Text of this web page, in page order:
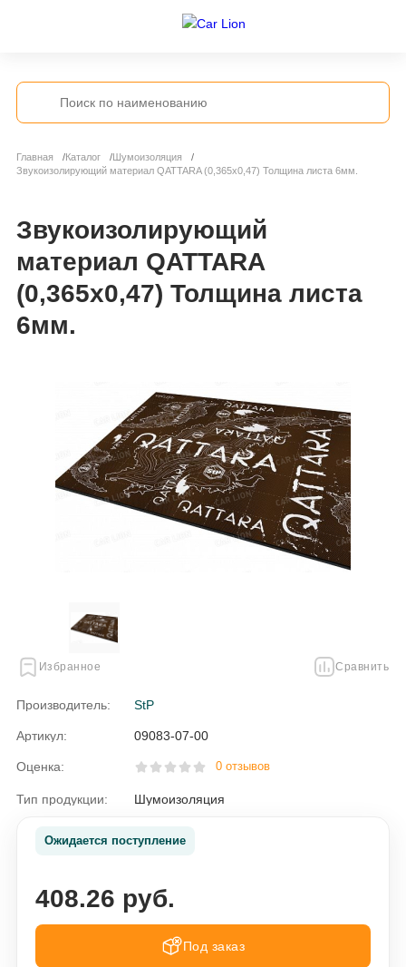
Главная Каталог
Шумоизоляция
Звукоизолирующий материал QATTARA (0,365х0,47) Толщина листа 6мм.
Звукоизолирующий
материал QATTARA
(0,365х0,47) Толщина листа
6мм.
Избранное Сравнить
Производитель: StP
Артикул: 09083-07-00
Оценка: 0 отзывов
Тип продукции: Шумоизоляция
Ожидается поступление
408.26 руб.
Под заказ